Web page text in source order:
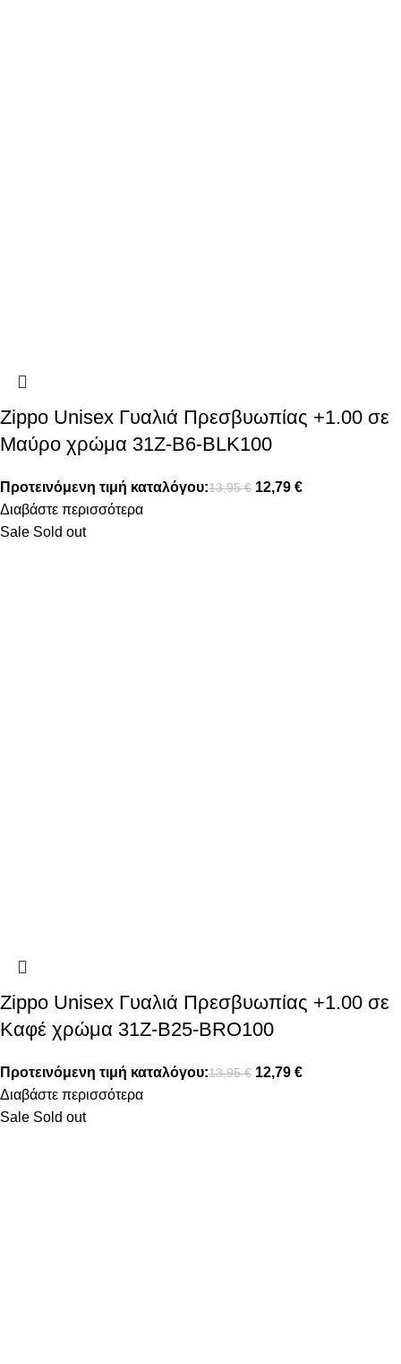
Zippo Unisex Γυαλιά Πρεσβυωπίας +1.00 σε
Μαύρο χρώμα 31Z-B6-BLK100
Προτεινόμενη τιμή καταλόγου:13,95€ 12,79 €
Διαβάστε περισσότερα
Sale Sold out
Zippo Unisex Γυαλιά Πρεσβυωπίας +1.00 σε
Καφέ χρώμα 31Z-B25-BRO100
Προτεινόμενη τιμή καταλόγου:13,95€ 12,79 €
Διαβάστε περισσότερα
Sale Sold out